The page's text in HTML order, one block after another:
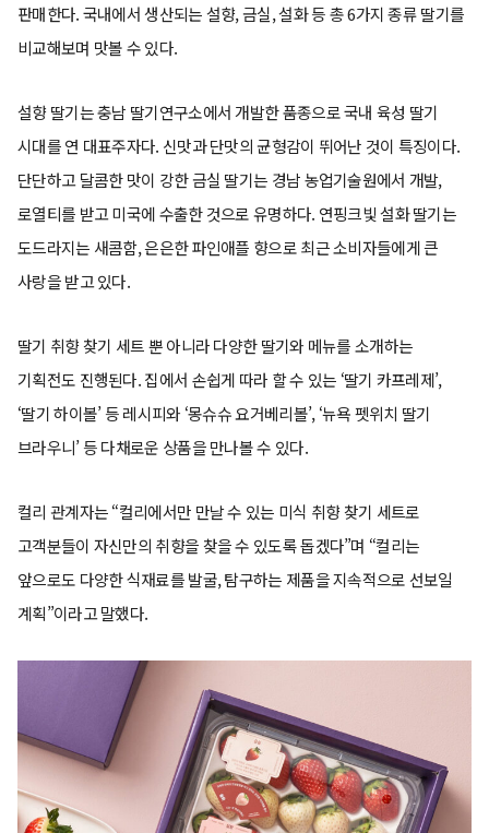
판매한다. 국내에서 생산되는 설향, 금실, 설화 등 총 6가지 종류 딸기를
비교해보며 맛볼 수 있다.
설향 딸기는 충남 딸기연구소에서 개발한 품종으로 국내 육성 딸기
시대를 연 대표주자다. 신맛과 단맛의 균형감이 뛰어난 것이 특징이다.
단단하고 달콤한 맛이 강한 금실 딸기는 경남 농업기술원에서 개발,
로열티를 받고 미국에 수출한 것으로 유명하다. 연핑크빛 설화 딸기는
도드라지는 새콤함, 은은한 파인애플 향으로 최근 소비자들에게 큰
사랑을 받고 있다.
딸기 취향 찾기 세트 뿐 아니라 다양한 딸기와 메뉴를 소개하는
기획전도 진행된다. 집에서 손쉽게 따라 할 수 있는 ‘딸기 카프레제’,
‘딸기 하이볼’ 등 레시피와 ‘몽슈슈 요거베리볼’, ‘뉴욕 펫위치 딸기
브라우니’ 등 다채로운 상품을 만나볼 수 있다.
컬리 관계자는 “컬리에서만 만날 수 있는 미식 취향 찾기 세트로
고객분들이 자신만의 취향을 찾을 수 있도록 돕겠다”며 “컬리는
앞으로도 다양한 식재료를 발굴, 탐구하는 제품을 지속적으로 선보일
계획”이라고 말했다.